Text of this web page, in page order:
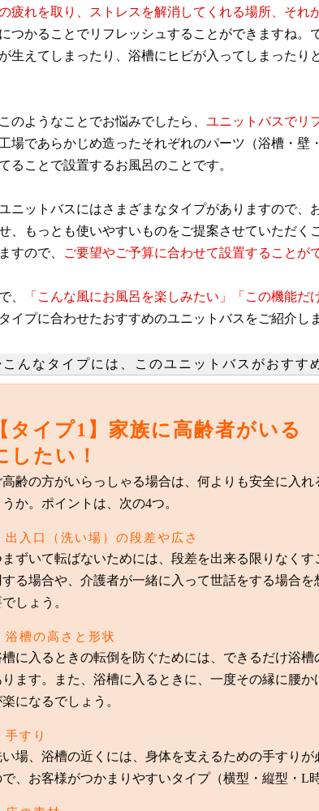
疲れを取り、ストレスを解消してくれる場所、それ
つかることでリフレッシュすることができますね。
生えてしまったり、浴槽にヒビが入ってしまったり
のようなことでお悩みでしたら、 ユニットバスでリ
場であらかじめ造ったそれぞれのパーツ（浴槽・壁
ることで設置するお風呂のことです。
ニットバスにはさまざまなタイプがありますので、
、もっとも使いやすいものをご提案させていただく
すので、
ご要望やご予算に合わせて設置することが
、 「こんな風にお風呂を楽しみたい」「この機能だ
イプに合わせたおすすめのユニットバスをご紹介し
んなタイプには、このユニットバスがおすす
【タイプ1】家族に高齢者がい
したい！
高齢の方がいらっしゃる場合は、何よりも安全に入
うか。ポイントは、次の4つ。
出入口（洗い場）の段差や広さ
まずいて転ばないためには、段差を出来る限りなく
する場合や、介護者が一緒に入って世話をする場合
しょう。
浴槽の高さと形状
槽に入るときの転倒を防ぐためには、できるだけ浴
ります。また、浴槽に入るときに、一度その縁に腰
楽になるでしょう。
手すり
い場、浴槽の近くには、身体を支えるための手すり
で、お客様がつかまりやすいタイプ（横型・縦型・L